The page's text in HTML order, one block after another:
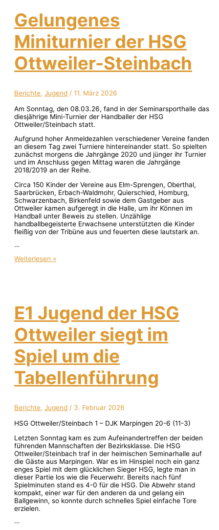
Gelungenes
Miniturnier der HSG
Ottweiler-Steinbach
Berichte,Jugend /11. März 2026
Am Sonntag, den 08.03.26, fand in der Seminarsporthalle das
diesjährige Mini-Turnier der Handballer der HSG
Ottweiler/Steinbach statt.
Aufgrund hoher Anmeldezahlen verschiedener Vereine fanden
an diesem Tag zwei Turniere hintereinander statt. So spielten
zunächst morgens die Jahrgänge 2020 und jünger ihr Turnier
und im Anschluss gegen Mittag waren die Jahrgänge
2018/2019 an der Reihe.
Circa 150 Kinder der Vereine aus Elm-Sprengen, Oberthal,
Saarbrücken, Erbach-Waldmohr, Quierschied, Homburg,
Schwarzenbach, Birkenfeld sowie dem Gastgeber aus
Ottweiler kamen aufgeregt in die Halle, um ihr Können im
Handball unter Beweis zu stellen. Unzählige
handballbegeisterte Erwachsene unterstützten die Kinder
fleißig von der Tribüne aus und feuerten diese lautstark an.
…
Weiterlesen »
E1 Jugend der HSG
Ottweiler siegt im
Spiel um die
Tabellenführung
Berichte,Jugend / 3. Februar 2026
HSG Ottweiler/Steinbach 1 – DJK Marpingen 20-6 (11-3)
Letzten Sonntag kam es zum Aufeinandertreffen der beiden
führenden Mannschaften der Bezirksklasse. Die HSG
Ottweiler/Steinbach traf in der heimischen Seminarhalle auf
die Gäste aus Marpingen. War es im Hinspiel noch ein ganz
enges Spiel mit dem glücklichen Sieger HSG, legte man in
dieser Partie los wie die Feuerwehr. Bereits nach fünf
Spielminuten stand es 4-0 für die HSG. Die Abwehr stand
kompakt, einer war für den anderen da und gelang ein
Ballgewinn, so konnte durch schnelles Spiel einfache Tore
erzielen.
…